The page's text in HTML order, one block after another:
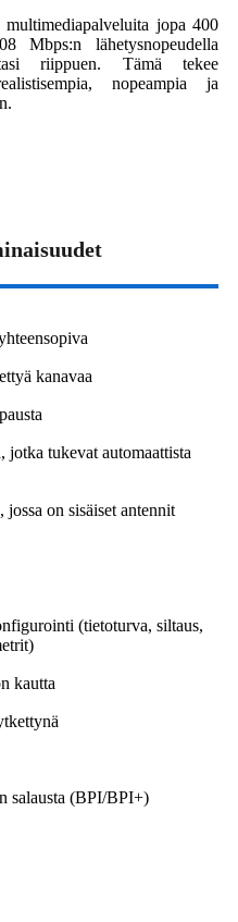
multimediapalveluita jopa 400
Mbps:n lähetysnopeudella
riippuen. Tämä tekee
nopeampia ja
kanavaa
tukevat automaattista
on sisäiset antennit
(tietoturva, siltaus,
kautta
salausta (BPI/BPI+)